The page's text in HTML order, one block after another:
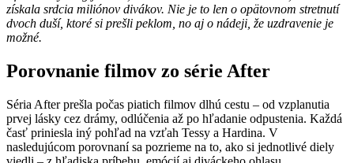
získala srdcia miliónov divákov. Nie je to len o opätovnom stretnutí
dvoch duší, ktoré si prešli peklom, no aj o nádeji, že uzdravenie je
možné.
Porovnanie filmov zo série After
Séria After prešla počas piatich filmov dlhú cestu – od vzplanutia
prvej lásky cez drámy, odlúčenia až po hľadanie odpustenia. Každá
časť priniesla iný pohľad na vzťah Tessy a Hardina. V
nasledujúcom porovnaní sa pozrieme na to, ako si jednotlivé diely